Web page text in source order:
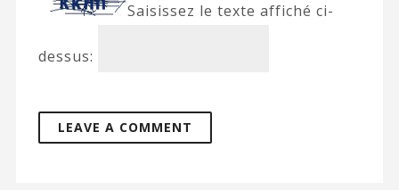
Saisissez le texte affiché ci-
dessus: